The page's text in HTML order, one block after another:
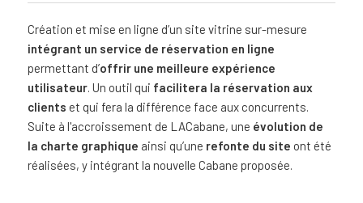
Création et mise en ligne d’un site vitrine sur-mesure
intégrant un service de réservation en ligne
permettant d’offrir une meilleure expérience
utilisateur. Un outil qui facilitera la réservation aux
clients et qui fera la différence face aux concurrents.
Suite à l'accroissement de LACabane, une évolution de
la charte graphique ainsi qu’une refonte du site ont été
réalisées, y intégrant la nouvelle Cabane proposée.